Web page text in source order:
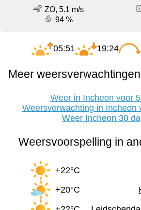
ZO, 5.1 m/s
94 %
05:51 19:24
Meer
Weer in Incheon voor
Weersverwachting in Incheon
Weer Incheon 30
Weersvoorspelling in
+22°C
+20°C